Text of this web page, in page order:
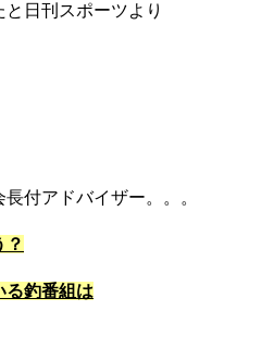
日刊スポーツより
付アドバイザー。。。
？
る釣番組は